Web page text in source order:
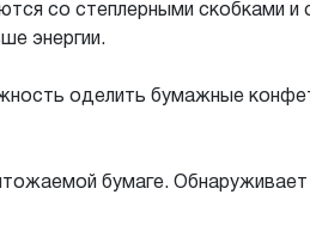
со степлерными скобками
энергии.
оделить бумажные
бумаге.